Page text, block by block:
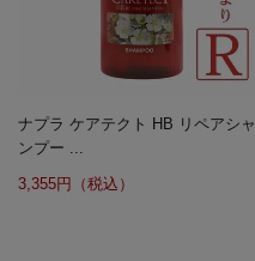
ナプラ ケアテクト HB リペアシャ
ンプー ...
3,355円（税込）